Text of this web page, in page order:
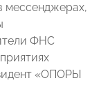
мессенджерах,
ФНС
«ОПОРЫ